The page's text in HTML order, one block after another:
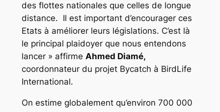
des flottes nationales que celles de longue
distance. Il est important d’encourager ces
Etats à améliorer leurs législations. C’est là
le principal plaidoyer que nous entendons
lancer » affirme Ahmed Diamé,
coordonnateur du projet Bycatch à BirdLife
International.
On estime globalement qu’environ 700 000